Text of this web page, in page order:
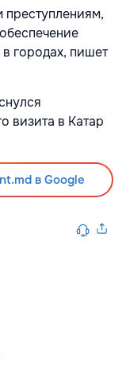
преступлениям,
городах, пишет
визита в Катар
в Google